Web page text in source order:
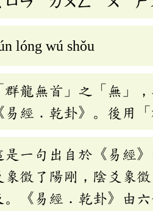
lóng wú shǒu
群龍無首」之「無」
易經．乾卦》。後用
是一句出自於《易經
象徵了陽剛，陰爻象
。《易經．乾卦》由